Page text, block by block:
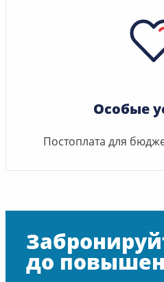
Особые
Постоплата для
до